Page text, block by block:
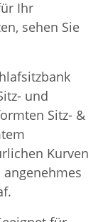
Ihr
sehen Sie
und
Sitz- &
Kurven